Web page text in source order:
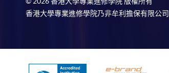
香港大學專業進修學院乃非牟利擔保有限公司